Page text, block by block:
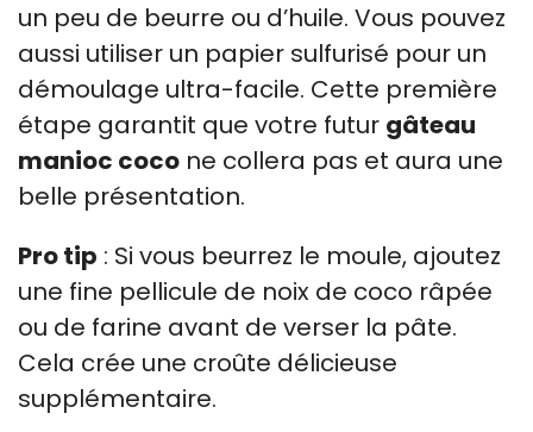
un peu de beurre ou d’huile. Vous pouvez
aussi utiliser un papier sulfurisé pour un
démoulage ultra-facile. Cette première
étape garantit que votre futur gâteau
manioc coco ne collera pas et aura une
belle présentation.
Pro tip : Si vous beurrez le moule, ajoutez
une fine pellicule de noix de coco râpée
ou de farine avant de verser la pâte.
Cela crée une croûte délicieuse
supplémentaire.